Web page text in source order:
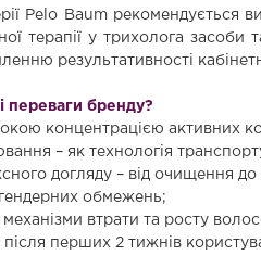
Pelo Baum рекомендується
терапії у трихолога
результативності
переваги бренду?
концентрацією активних
– як технологія
догляду – від очищення
гендерних обмежень;
втрати та росту
перших 2 тижнів